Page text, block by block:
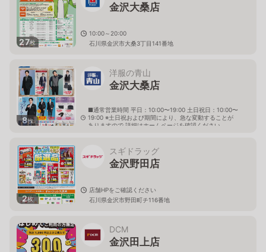
27枚
金沢大桑店
10:00～20:00
石川県金沢市大桑3丁目141番地
8枚
洋服の青山
金沢大桑店
■通常営業時間 平日：10:00〜19:00 土日祝日：10:00〜
19:00 ※土日祝および期間により、急な変動することが
ありますので 詳細はホームページを確認ください
2枚
スギドラッグ
金沢野田店
店舗HPをご確認ください
石川県金沢市野田町チ116番地
DCM
金沢田上店